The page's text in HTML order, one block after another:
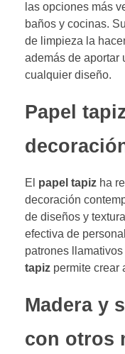
las opciones más
baños y cocinas.
de limpieza la
además de aportar
cualquier diseño.
Papel
El papel tapiz ha
decoración
de diseños y
efectiva de
patrones
tapiz permite crear
Madera y
con otros